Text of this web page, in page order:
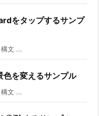
をタップするサンプ
文 ...
を変えるサンプル
文 ...